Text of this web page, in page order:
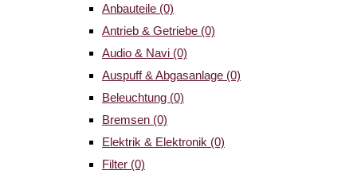
Anbauteile (0)
Antrieb & Getriebe (0)
Audio & Navi (0)
Auspuff & Abgasanlage (0)
Beleuchtung (0)
Bremsen (0)
Elektrik & Elektronik (0)
Filter (0)